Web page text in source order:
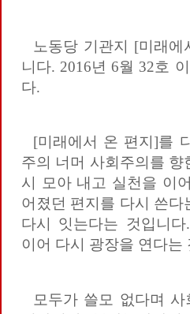
노동당 기관지 [미래
니다. 2016년 6월 32호
다.
[미래에서 온 편지]를
주의 너머 사회주의를
시 모아 내고 실천을 이
어졌던 편지를 다시 쓴
다시 잇는다는 것입니
이어 다시 광장을 연다는
모두가 쓸모 없다며 사